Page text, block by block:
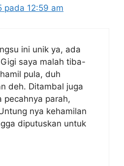
pada 12:59 am
ini unik ya, ada
saya malah tiba-
pula, duh
deh. Ditambal juga
pecahnya parah,
nya kehamilan
diputuskan untuk